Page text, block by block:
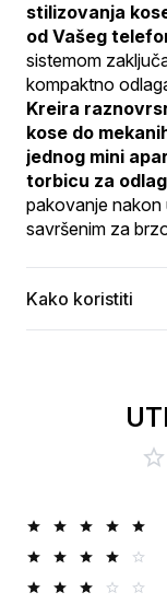
stilizovanja
od Vašeg
sistemom
kompaktno
Kreira
kose do
jednog mini
torbicu za
pakovanje
savršenim za
Kako koristiti